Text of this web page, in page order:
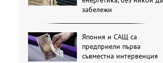
забележи
Япония и САЩ са
предприели първа
съвместна интервенция